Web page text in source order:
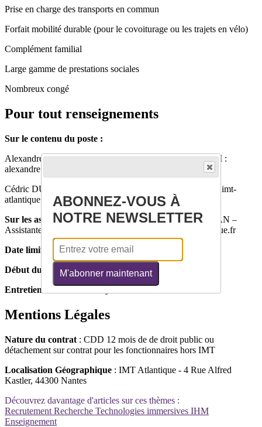
Prise en charge des transports en commun
Forfait mobilité durable (pour le covoiturage ou les trajets en vélo)
Complément familial
Large gamme de prestations sociales
Nombreux congé
Pour tout renseignements
Sur le contenu du poste :
Alexandre DOLGUI – Responsable du département DAPI :
alexandre.dolgui@Imt-atlantque.fr
Cédric DUMAS – Enseignant Chercheur : cedric.dumas@imt-
atlantique.fr
Sur les aspects administratifs/RH: Mélissandre MORVAN –
Assistante recrutement : melissandre.morvan@imt-atlantique.fr
Date limite de candidature : 14/05/2024
Début du contrat souhaité: septembre 2024
Entretien
Mentions Légales
Nature du contrat : CDD 12 mois de de droit public ou
détachement sur contrat pour les fonctionnaires hors IMT
Localisation Géographique : IMT Atlantique - 4 Rue Alfred
Kastler, 44300 Nantes
Découvrez davantage d'articles sur ces thèmes :
Recrutement Recherche Technologies immersives IHM
Enseignement
ABONNEZ-VOUS À
NOTRE NEWSLETTER
M'abonner maintenant